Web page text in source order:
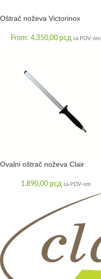
Oštrač noževa Victorinox
From: 4.350,00 рсд sa PDV-om
Ovalni oštrač noževa Clair
1.890,00 рсд sa PDV-om